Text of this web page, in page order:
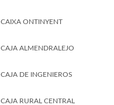
CAIXA ONTINYENT
CAJA ALMENDRALEJO
CAJA DE INGENIEROS
CAJA RURAL CENTRAL